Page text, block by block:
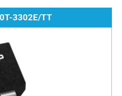
3302E/TT